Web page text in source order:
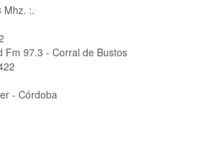
Mhz. :.
Fm 97.3 - Corral de Bustos
- Córdoba